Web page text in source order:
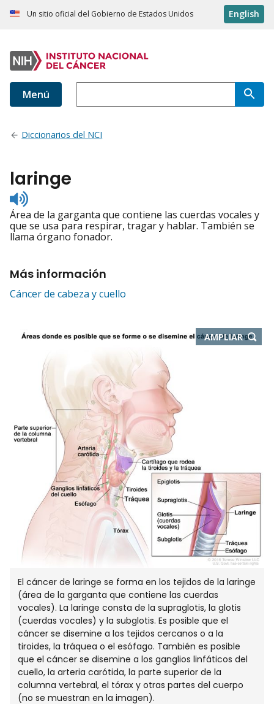
Un sitio oficial del Gobierno de Estados Unidos English
Menú
Diccionarios del NCI
laringe
Listen
to
pronunciation
Área de la garganta que contiene las cuerdas vocales y
que se usa para respirar, tragar y hablar. También se
llama órgano fonador.
Más información
Cáncer de cabeza y cuello
AMPLIAR-
ABRE
El cáncer de laringe se forma en los tejidos de la laringe
(área de la garganta que contiene las cuerdas
vocales). La laringe consta de la supraglotis, la glotis
(cuerdas vocales) y la subglotis. Es posible que el
cáncer se disemine a los tejidos cercanos o a la
tiroides, la tráquea o el esófago. También es posible
que el cáncer se disemine a los ganglios linfáticos del
cuello, la arteria carótida, la parte superior de la
columna vertebral, el tórax y otras partes del cuerpo
(no se muestran en la imagen).